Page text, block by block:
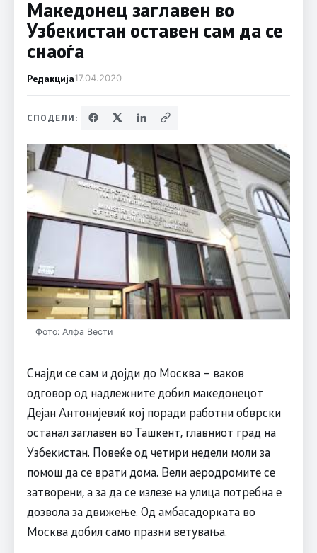
Македонец заглавен во
Узбекистан оставен сам да се
снаоѓа
Редакција17.04.2020
СПОДЕЛИ:
Фото: Алфа Вести
Снајди се сам и дојди до Москва – ваков
одговор од надлежните добил македонецот
Дејан Антонијевиќ кој поради работни обврски
останал заглавен во Ташкент, главниот град на
Узбекистан. Повеќе од четири недели моли за
помош да се врати дома. Вели аеродромите се
затворени, а за да се излезе на улица потребна е
дозвола за движење. Од амбасадорката во
Москва добил само празни ветувања.